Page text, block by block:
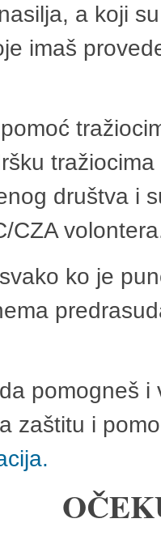
a koji
imaš
društva i
CZA
ko je
pomogneš
zaštitu i